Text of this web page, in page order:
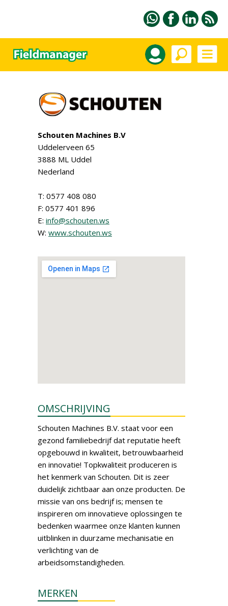
Schouten Machines B.V
Uddelerveen 65
3888 ML Uddel
Nederland
T: 0577 408 080
F: 0577 401 896
E: info@schouten.ws
W: www.schouten.ws
OMSCHRIJVING
Schouten Machines B.V. staat voor een
gezond familiebedrijf dat reputatie heeft
opgebouwd in kwaliteit, betrouwbaarheid
en innovatie! Topkwaliteit produceren is
het kenmerk van Schouten. Dit is zeer
duidelijk zichtbaar aan onze producten. De
missie van ons bedrijf is; mensen te
inspireren om innovatieve oplossingen te
bedenken waarmee onze klanten kunnen
uitblinken in duurzame mechanisatie en
verlichting van de
arbeidsomstandigheden.
MERKEN